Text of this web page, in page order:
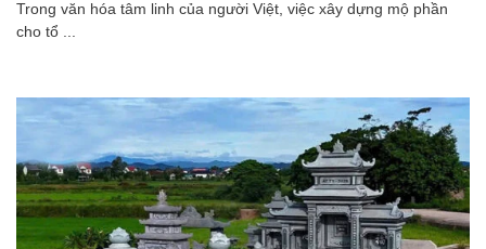
Trong văn hóa tâm linh của người Việt, việc xây dựng mộ phần
cho tổ ...